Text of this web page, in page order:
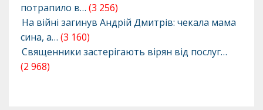
потрапило в… (3 256)
На війні загинув Андрій Дмитрів: чекала мама
сина, а… (3 160)
Священники застерігають вірян від послуг…
(2 968)